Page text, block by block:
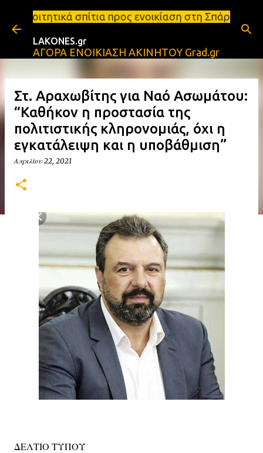
Μετάβαση στο κύριο περιεχόμενο
προς ενοικίαση στη Σπάρτη Ενοικιάσεις
LAKONES.gr
ΑΓΟΡΑ ΕΝΟΙΚΙΑΣΗ ΑΚΙΝΗΤΟΥ Grad.gr
Στ. Αραχωβίτης για Ναό Ασωμάτου:
“Καθήκον η προστασία της
πολιτιστικής κληρονομιάς, όχι η
εγκατάλειψη και η υποβάθμιση”
Απριλίου 22, 2021
ΔΕΛΤΙΟ ΤΥΠΟΥ